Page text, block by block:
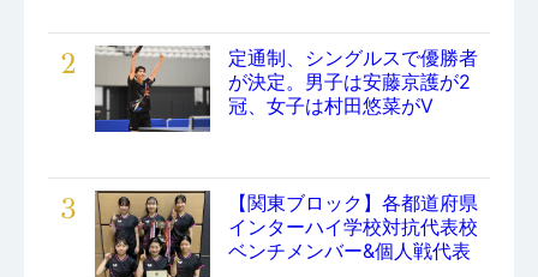
2
定通制、シングルスで優勝者
が決定。男子は安藤京護が2
冠、女子は村田悠菜がV
3
【関東ブロック】各都道府県
インターハイ学校対抗代表校
ベンチメンバー&個人戦代表